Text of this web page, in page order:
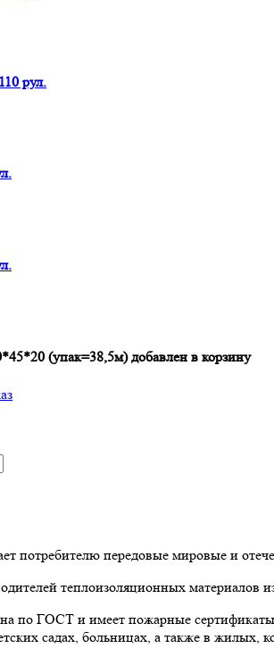
рул.
(упак=38,5м) добавлен в корзину
потребителю передовые мировые и
теплоизоляционных материалов
по ГОСТ и имеет пожарные
садах, больницах, а также в